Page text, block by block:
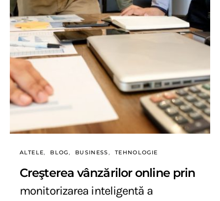
ALTELE BLOG BUSINESS TEHNOLOGIE
Creşterea vânzărilor online prin
monitorizarea inteligentă a